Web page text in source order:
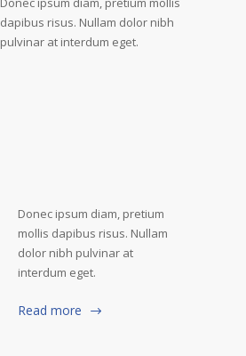
dapibus risus. Nullam dolor nibh
pulvinar at interdum eget.
Donec ipsum diam, pretium
mollis dapibus risus. Nullam
dolor nibh pulvinar at
interdum eget.
Read more